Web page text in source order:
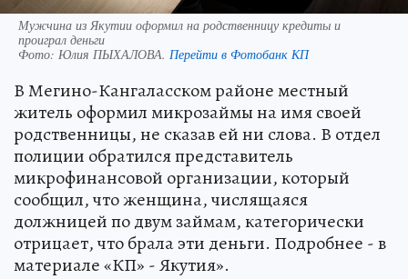
Мужчина из Якутии оформил на родственницу кредиты и
проиграл деньги
Фото: Юлия ПЫХАЛОВА. Перейти в Фотобанк КП
В Мегино-Кангаласском районе местный
житель оформил микрозаймы на имя своей
родственницы, не сказав ей ни слова. В отдел
полиции обратился представитель
микрофинансовой организации, который
сообщил, что женщина, числящаяся
должницей по двум займам, категорически
отрицает, что брала эти деньги. Подробнее - в
материале «КП» - Якутия».